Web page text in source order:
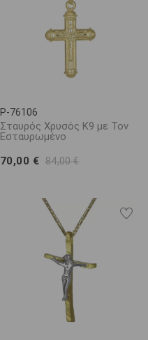
P-76106
Σταυρός Χρυσός Κ9 με Τον
Εσταυρωμένο
70,00 € 84,00 €